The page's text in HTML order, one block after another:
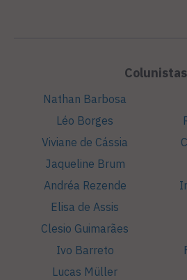
Colunistas
Nathan Barbosa
Léo Borges
Viviane de Cássia
Jaqueline Brum
Andréa Rezende
Elisa de Assis
Clesio Guimarães
Ivo Barreto
Lucas Müller